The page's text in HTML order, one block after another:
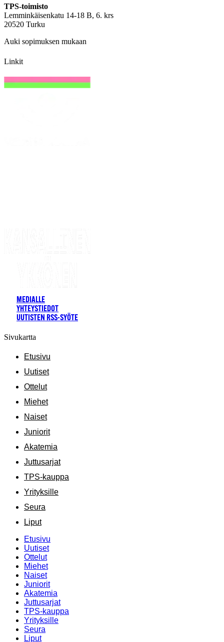
TPS-toimisto
Lemminkäisenkatu 14-18 B, 6. krs
20520 Turku
Auki sopimuksen mukaan
Linkit
MEDIALLE
YHTEYSTIEDOT
UUTISTEN RSS-SYÖTE
Sivukartta
Etusivu
Uutiset
Ottelut
Miehet
Naiset
Juniorit
Akatemia
Juttusarjat
TPS-kauppa
Yrityksille
Seura
Liput
Etusivu
Uutiset
Ottelut
Miehet
Naiset
Juniorit
Akatemia
Juttusarjat
TPS-kauppa
Yrityksille
Seura
Liput